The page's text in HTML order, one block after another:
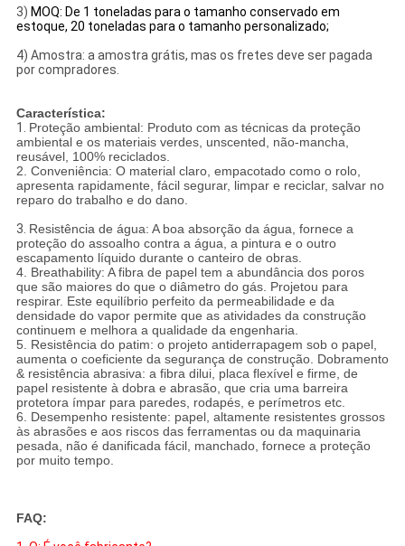
3) MOQ: De 1 toneladas para o tamanho conservado em
estoque, 20 toneladas para o tamanho personalizado;
4) Amostra: a amostra grátis, mas os fretes deve ser pagada
por compradores.
Característica:
1. Proteção ambiental: Produto com as técnicas da proteção
ambiental e os materiais verdes, unscented, não-mancha,
reusável, 100% reciclados.
2. Conveniência: O material claro, empacotado como o rolo,
apresenta rapidamente, fácil segurar, limpar e reciclar, salvar no
reparo do trabalho e do dano.
3. Resistência de água: A boa absorção da água, fornece a
proteção do assoalho contra a água, a pintura e o outro
escapamento líquido durante o canteiro de obras.
4. Breathability: A fibra de papel tem a abundância dos poros
que são maiores do que o diâmetro do gás. Projetou para
respirar. Este equilíbrio perfeito da permeabilidade e da
densidade do vapor permite que as atividades da construção
continuem e melhora a qualidade da engenharia.
5. Resistência do patim: o projeto antiderrapagem sob o papel,
aumenta o coeficiente da segurança de construção. Dobramento
& resistência abrasiva: a fibra dilui, placa flexível e firme, de
papel resistente à dobra e abrasão, que cria uma barreira
protetora ímpar para paredes, rodapés, e perímetros etc.
6. Desempenho resistente: papel, altamente resistentes grossos
às abrasões e aos riscos das ferramentas ou da maquinaria
pesada, não é danificada fácil, manchado, fornece a proteção
por muito tempo.
FAQ: